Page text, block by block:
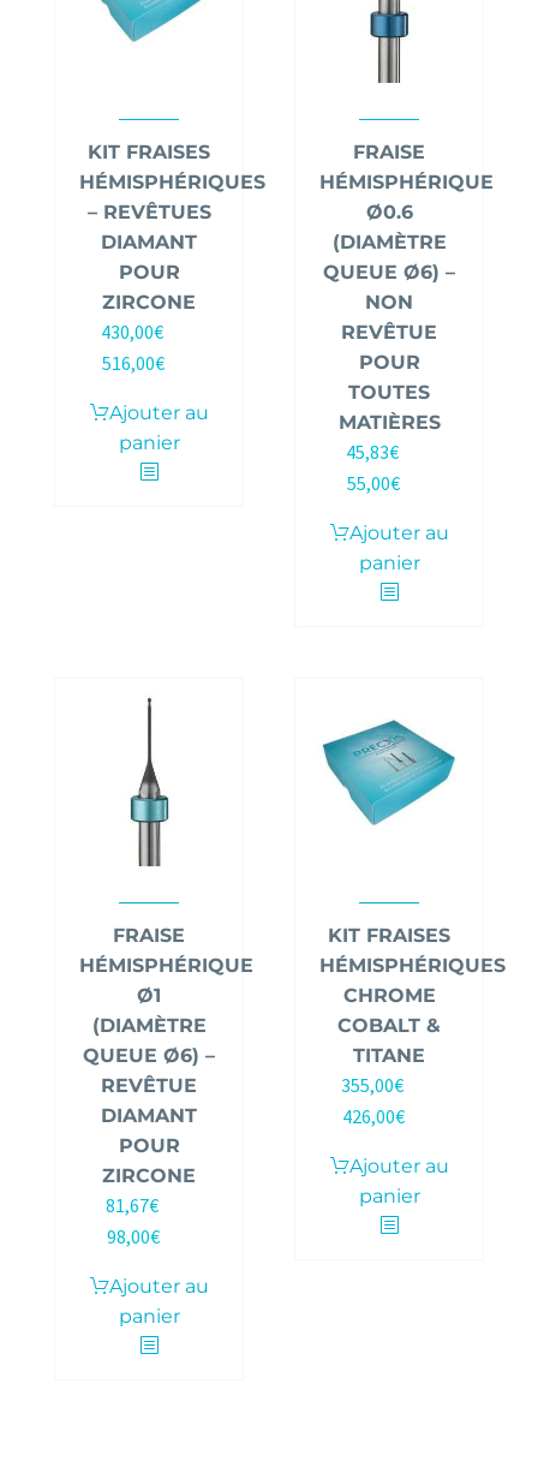
KIT FRAISES
HÉMISPHÉRIQUES
– REVÊTUES
DIAMANT
POUR
ZIRCONE
430,00€
516,00€
Ajouter au
panier
FRAISE
HÉMISPHÉRIQUE
Ø0.6
(DIAMÈTRE
QUEUE Ø6) –
NON
REVÊTUE
POUR
TOUTES
MATIÈRES
45,83€
55,00€
Ajouter au
panier
FRAISE
HÉMISPHÉRIQUE
Ø1
(DIAMÈTRE
QUEUE Ø6) –
REVÊTUE
DIAMANT
POUR
ZIRCONE
81,67€
98,00€
Ajouter au
panier
KIT FRAISES
HÉMISPHÉRIQUES
CHROME
COBALT &
TITANE
355,00€
426,00€
Ajouter au
panier